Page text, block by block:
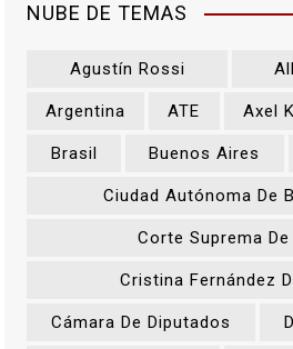
NUBE DE TEMAS
Agustín Rossi
Argentina ATE Axel
Brasil Buenos Aires
Ciudad Autónoma De
Corte Suprema
Cristina Fernández
Cámara De Diputados